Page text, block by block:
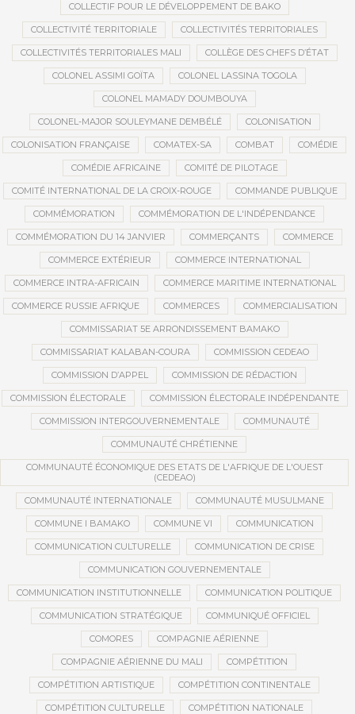
COLLECTIF POUR LE DÉVELOPPEMENT DE BAKO
COLLECTIVITÉ TERRITORIALE COLLECTIVITÉS TERRITORIALES
COLLECTIVITÉS TERRITORIALES MALI COLLÈGE DES CHEFS D’ÉTAT
COLONEL ASSIMI GOÏTA COLONEL LASSINA TOGOLA
COLONEL MAMADY DOUMBOUYA
COLONEL-MAJOR SOULEYMANE DEMBÉLÉ COLONISATION
COLONISATION FRANÇAISE COMATEX-SA COMBAT COMÉDIE
COMÉDIE AFRICAINE COMITÉ DE PILOTAGE
COMITÉ INTERNATIONAL DE LA CROIX-ROUGE COMMANDE PUBLIQUE
COMMÉMORATION COMMÉMORATION DE L'INDÉPENDANCE
COMMÉMORATION DU 14 JANVIER COMMERÇANTS COMMERCE
COMMERCE EXTÉRIEUR COMMERCE INTERNATIONAL
COMMERCE INTRA-AFRICAIN COMMERCE MARITIME INTERNATIONAL
COMMERCE RUSSIE AFRIQUE COMMERCES COMMERCIALISATION
COMMISSARIAT 5E ARRONDISSEMENT BAMAKO
COMMISSARIAT KALABAN-COURA COMMISSION CEDEAO
COMMISSION D’APPEL COMMISSION DE RÉDACTION
COMMISSION ÉLECTORALE COMMISSION ÉLECTORALE INDÉPENDANTE
COMMISSION INTERGOUVERNEMENTALE COMMUNAUTÉ
COMMUNAUTÉ CHRÉTIENNE
COMMUNAUTÉ ÉCONOMIQUE DES ETATS DE L'AFRIQUE DE L'OUEST
(CEDEAO)
COMMUNAUTÉ INTERNATIONALE COMMUNAUTÉ MUSULMANE
COMMUNE I BAMAKO COMMUNE VI COMMUNICATION
COMMUNICATION CULTURELLE COMMUNICATION DE CRISE
COMMUNICATION GOUVERNEMENTALE
COMMUNICATION INSTITUTIONNELLE COMMUNICATION POLITIQUE
COMMUNICATION STRATÉGIQUE COMMUNIQUÉ OFFICIEL
COMORES COMPAGNIE AÉRIENNE
COMPAGNIE AÉRIENNE DU MALI COMPÉTITION
COMPÉTITION ARTISTIQUE COMPÉTITION CONTINENTALE
COMPÉTITION CULTURELLE COMPÉTITION NATIONALE